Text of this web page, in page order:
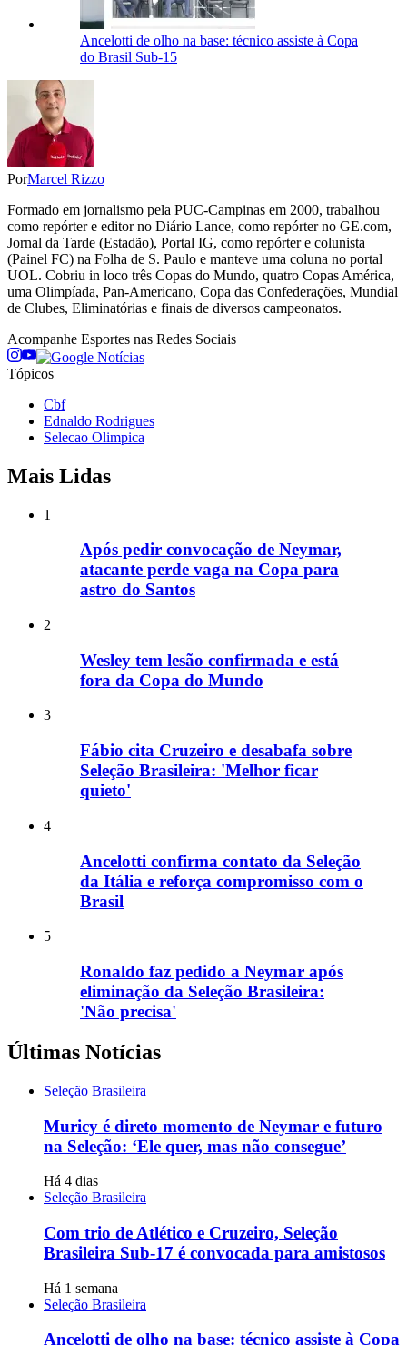
Ancelotti de olho na base: técnico assiste à Copa
do Brasil Sub-15
PorMarcel Rizzo
Formado em jornalismo pela PUC-Campinas em 2000, trabalhou
como repórter e editor no Diário Lance, como repórter no GE.com,
Jornal da Tarde (Estadão), Portal IG, como repórter e colunista
(Painel FC) na Folha de S. Paulo e manteve uma coluna no portal
UOL. Cobriu in loco três Copas do Mundo, quatro Copas América,
uma Olimpíada, Pan-Americano, Copa das Confederações, Mundial
de Clubes, Eliminatórias e finais de diversos campeonatos.
Acompanhe Esportes nas Redes Sociais
Tópicos
Cbf
Ednaldo Rodrigues
Selecao Olimpica
Mais Lidas
1
Após pedir convocação de Neymar,
atacante perde vaga na Copa para
astro do Santos
2
Wesley tem lesão confirmada e está
fora da Copa do Mundo
3
Fábio cita Cruzeiro e desabafa sobre
Seleção Brasileira: 'Melhor ficar
quieto'
4
Ancelotti confirma contato da Seleção
da Itália e reforça compromisso com o
Brasil
5
Ronaldo faz pedido a Neymar após
eliminação da Seleção Brasileira:
'Não precisa'
Últimas Notícias
Seleção Brasileira
Muricy é direto momento de Neymar e futuro
na Seleção: ‘Ele quer, mas não consegue’
Há 4 dias
Seleção Brasileira
Com trio de Atlético e Cruzeiro, Seleção
Brasileira Sub-17 é convocada para amistosos
Há 1 semana
Seleção Brasileira
Ancelotti de olho na base: técnico assiste à Copa